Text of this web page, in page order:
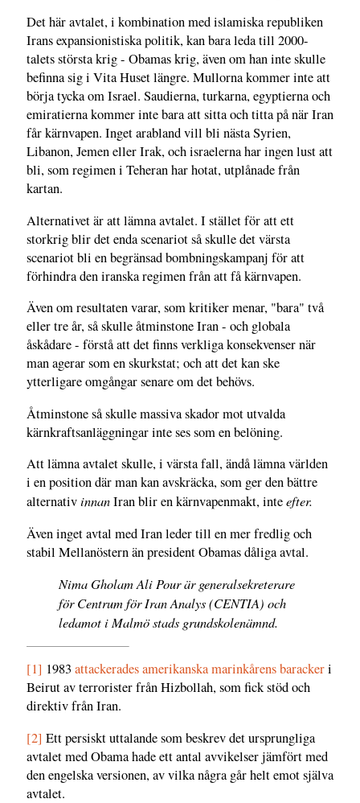
Det här avtalet, i kombination med islamiska republiken
Irans expansionistiska politik, kan bara leda till 2000-
talets största krig - Obamas krig, även om han inte skulle
befinna sig i Vita Huset längre. Mullorna kommer inte att
börja tycka om Israel. Saudierna, turkarna, egyptierna och
emiratierna kommer inte bara att sitta och titta på när Iran
får kärnvapen. Inget arabland vill bli nästa Syrien,
Libanon, Jemen eller Irak, och israelerna har ingen lust att
bli, som regimen i Teheran har hotat, utplånade från
kartan.
Alternativet är att lämna avtalet. I stället för att ett
storkrig blir det enda scenariot så skulle det värsta
scenariot bli en begränsad bombningskampanj för att
förhindra den iranska regimen från att få kärnvapen.
Även om resultaten varar, som kritiker menar, "bara" två
eller tre år, så skulle åtminstone Iran - och globala
åskådare - förstå att det finns verkliga konsekvenser när
man agerar som en skurkstat; och att det kan ske
ytterligare omgångar senare om det behövs.
Åtminstone så skulle massiva skador mot utvalda
kärnkraftsanläggningar inte ses som en belöning.
Att lämna avtalet skulle, i värsta fall, ändå lämna världen
i en position där man kan avskräcka, som ger den bättre
alternativinnanIran blir en kärnvapenmakt, inteefter.
Även inget avtal med Iran leder till en mer fredlig och
stabil Mellanöstern än president Obamas dåliga avtal.
Nima Gholam Ali Pour är generalsekreterare
för Centrum för Iran Analys (CENTIA) och
ledamot i Malmö stads grundskolenämnd.
[1] 1983 attackerades amerikanska marinkårens barackeri
Beirut av terrorister från Hizbollah, som fick stöd och
direktiv från Iran.
[2] Ett persiskt uttalande som beskrev det ursprungliga
avtalet med Obama hade ett antal avvikelser jämfört med
den engelska versionen, av vilka några går helt emot själva
avtalet.